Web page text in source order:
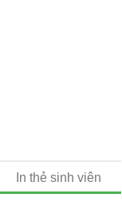
In thẻ sinh viên